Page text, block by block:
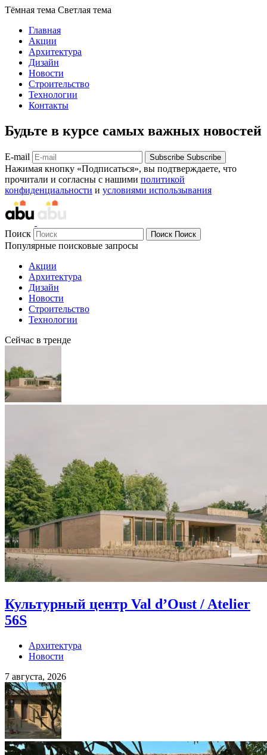
Тёмная тема Светлая тема
Главная
Акции
Архитектура
Дизайн
Новости
Строительство
Технологии
Контакты
Будьте в курсе самых важных новостей
E-mail Subscribe Subscribe
Нажимая кнопку «Подписаться», вы подтверждаете, что
прочитали и согласны с нашими политикой
конфиденциальности и условиями использывания
Поиск Поиск Поиск
Популярные поисковые запросы
Акции
Архитектура
Дизайн
Новости
Строительство
Технологии
Сейчас в тренде
Культурный центр Val d’Oust / Atelier
56S
Архитектура
Новости
7 августа, 2026